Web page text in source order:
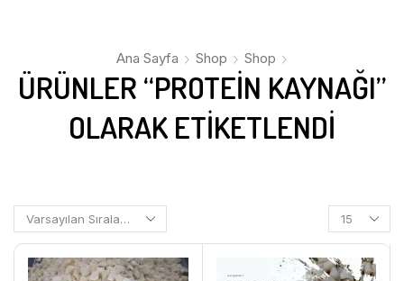
Ana Sayfa Shop Shop
ÜRÜNLER “PROTEIN KAYNAĞI”
OLARAK ETIKETLENDI